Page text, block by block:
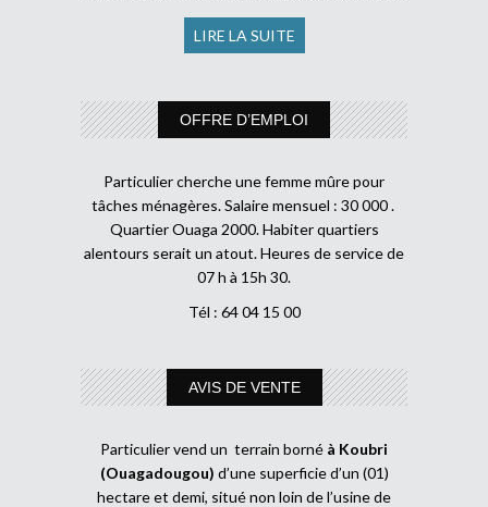
LIRE LA SUITE
OFFRE D’EMPLOI
Particulier cherche une femme mûre pour
tâches ménagères. Salaire mensuel : 30 000 .
Quartier Ouaga 2000. Habiter quartiers
alentours serait un atout. Heures de service de
07 h à 15h 30.
Tél : 64 04 15 00
AVIS DE VENTE
Particulier vend un terrain borné à Koubri
(Ouagadougou) d’une superficie d’un (01)
hectare et demi, situé non loin de l’usine de